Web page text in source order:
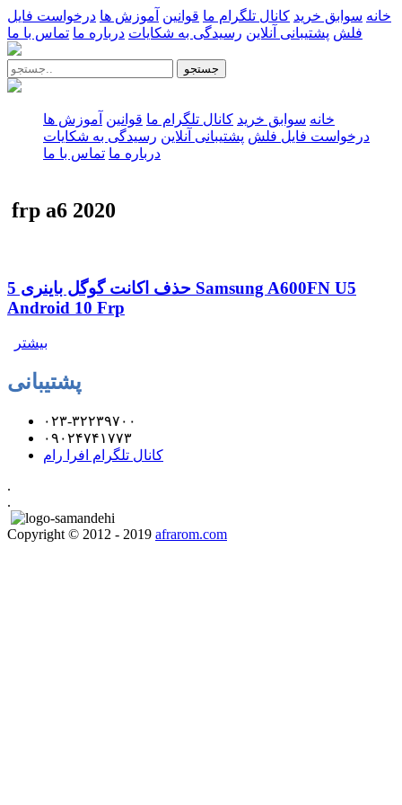
خانه سوابق خرید کانال تلگرام ما قوانین آموزش ها درخواست فایل
فلش پشتیبانی آنلاین رسیدگی به شکایات درباره ما تماس با ما
جستجو
خانه سوابق خرید کانال تلگرام ما قوانین آموزش ها
درخواست فایل فلش پشتیبانی آنلاین رسیدگی به شکایات
درباره ما تماس با ما
frp a6 2020
حذف اکانت گوگل باینری 5 Samsung A600FN U5
Android 10 Frp
بیشتر
پشتیبانی
۰۲۳-۳۲۲۳۹۷۰۰
۰۹۰۲۴۷۴۱۷۷۳
کانال تلگرام افرا رام
.
.
Copyright © 2012 - 2019 afrarom.com